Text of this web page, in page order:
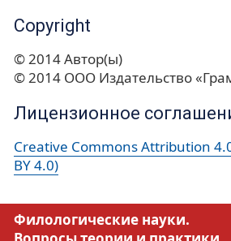
Copyright
© 2014 Автор(ы)
© 2014 ООО Издательство
Лицензионное
Creative Commons Attribution
BY 4.0)
Филологические науки.